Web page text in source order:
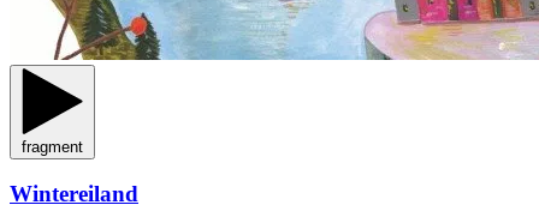
fragment
Wintereiland